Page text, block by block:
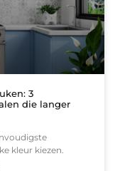
3
die langer
kleur kiezen.